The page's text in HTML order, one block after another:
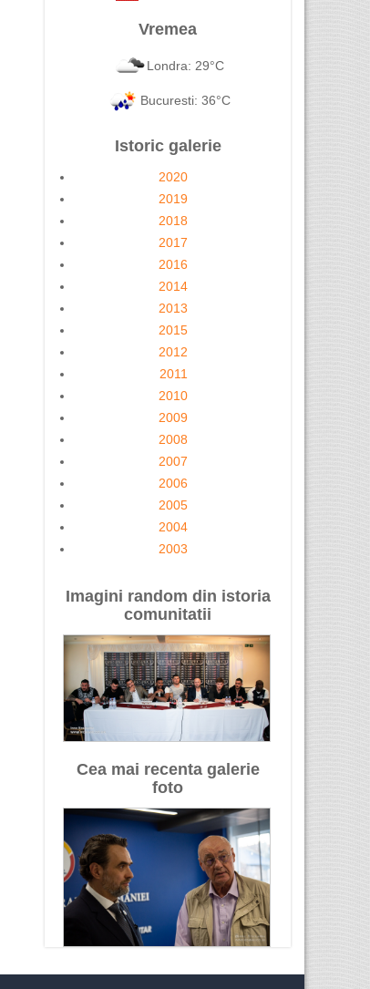
Vremea
Londra: 29°C
Bucuresti: 36°C
Istoric galerie
2020
2019
2018
2017
2016
2014
2013
2015
2012
2011
2010
2009
2008
2007
2006
2005
2004
2003
Imagini random din istoria
comunitatii
Cea mai recenta galerie
foto